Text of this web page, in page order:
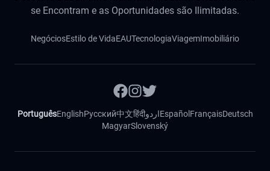
se Encontram e as Oportunidades são Ilimitadas.
NegóciosEstilo de VidaEAUTecnologiaViagemImobiliário
PortuguêsEnglishРусский中文हिंदीاردوEspañol FrançaisDeutsch
MagyarSlovenský